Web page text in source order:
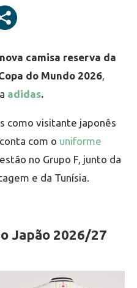
nova camisa reserva da
do Mundo 2026,
adidas.
como visitante japonês
com o uniforme
no Grupo F, junto da
e da Tunísia.
Japão 2026/27